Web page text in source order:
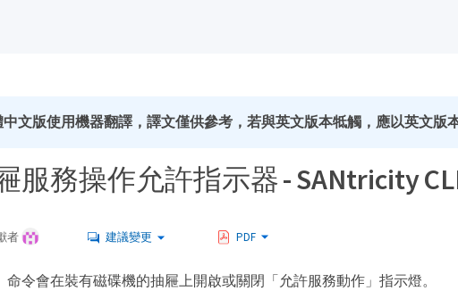
文版使用機器翻譯，譯文僅供參考，若與英文版本牴觸，應以英文版本
服務操作允許指示器 - SANtricity
者 建議變更 PDF
命令會在裝有磁碟機的抽屜上開啟或關閉「允許服務動作」指示燈。